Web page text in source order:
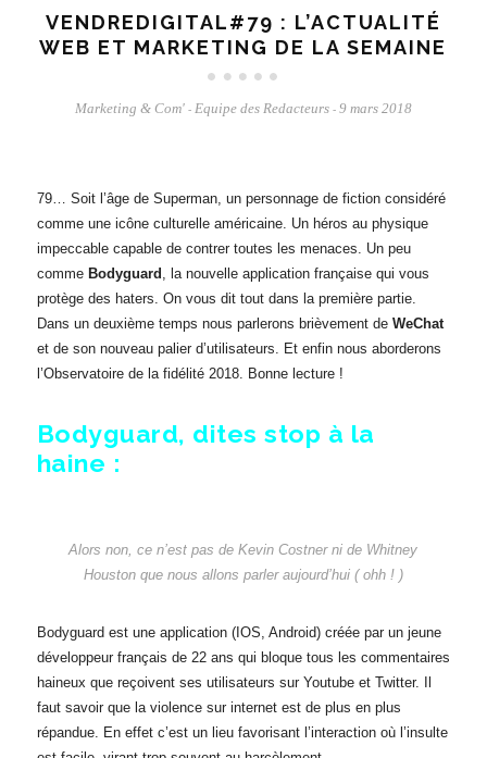
VENDREDIGITAL#79 : L’ACTUALITÉ
WEB ET MARKETING DE LA SEMAINE
Marketing & Com' - Equipe des Redacteurs - 9 mars 2018
79… Soit l’âge de Superman, un personnage de fiction considéré
comme une icône culturelle américaine. Un héros au physique
impeccable capable de contrer toutes les menaces. Un peu
comme Bodyguard , la nouvelle application française qui vous
protège des haters. On vous dit tout dans la première partie.
Dans un deuxième temps nous parlerons brièvement de WeChat
et de son nouveau palier d’utilisateurs. Et enfin nous aborderons
l’Observatoire de la fidélité 2018. Bonne lecture !
Bodyguard, dites stop à la
haine :
Alors non, ce n’est pas de Kevin Costner ni de Whitney
Houston que nous allons parler aujourd’hui ( ohh ! )
Bodyguard est une application (IOS, Android) créée par un jeune
développeur français de 22 ans qui bloque tous les commentaires
haineux que reçoivent ses utilisateurs sur Youtube et Twitter. Il
faut savoir que la violence sur internet est de plus en plus
répandue. En effet c’est un lieu favorisant l’interaction où l’insulte